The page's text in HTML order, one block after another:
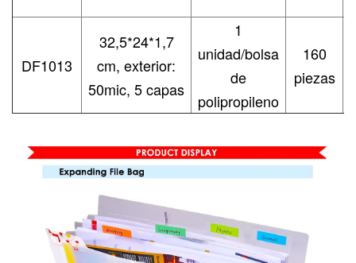
DF1013
32,5*24*1,7
cm, exterior:
50mic, 5 capas
1
unidad/bolsa
de
polipropileno
160
piezas